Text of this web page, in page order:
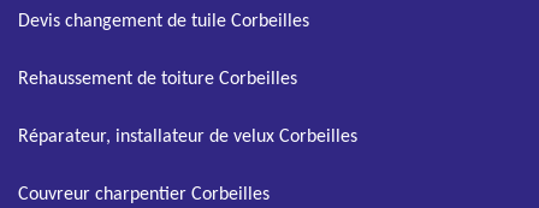
Devis changement de tuile Corbeilles
Rehaussement de toiture Corbeilles
Réparateur, installateur de velux Corbeilles
Couvreur charpentier Corbeilles